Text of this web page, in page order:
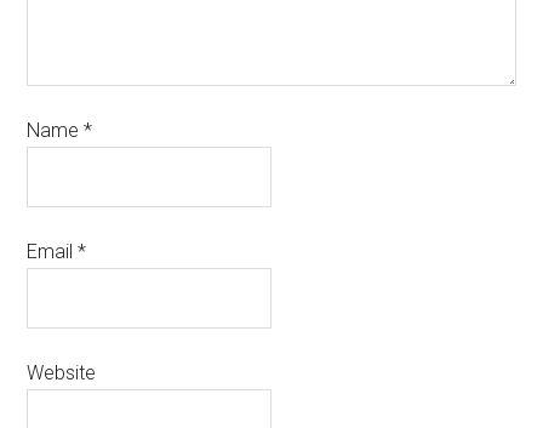
Name*
Email*
Website